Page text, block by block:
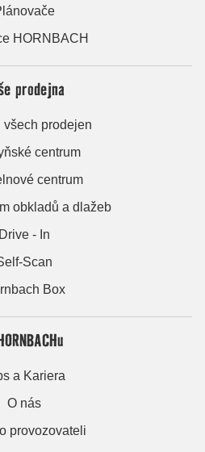
HORNBACH
prodejna
všech prodejen
centrum
centrum
obkladů a dlažeb
Drive - In
Scan
Box
a Kariera
O nás
provozovateli